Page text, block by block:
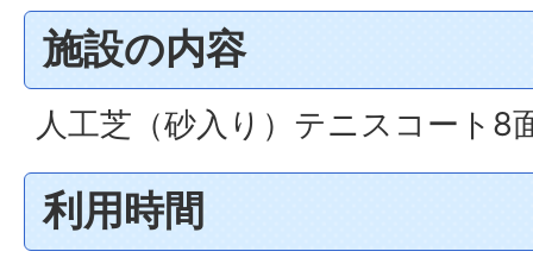
施設の内容
人工芝（砂入り）テニスコート8
利用時間